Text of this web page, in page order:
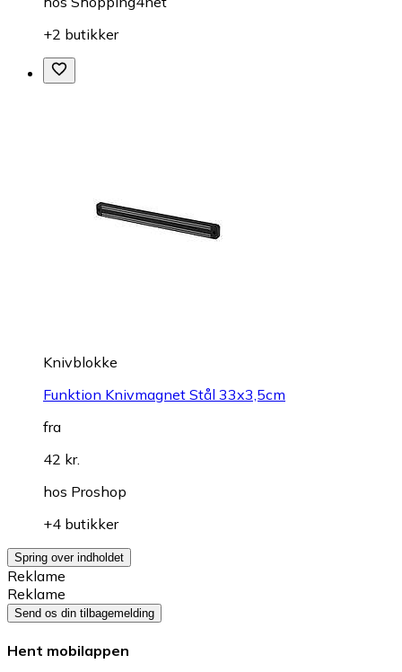
+2 butikker
Knivblokke
Funktion Knivmagnet Stål 33x3,5cm
fra
42 kr.
hos Proshop
+4 butikker
Spring over indholdet
Reklame
Reklame
Send os din tilbagemelding
Hent mobilappen